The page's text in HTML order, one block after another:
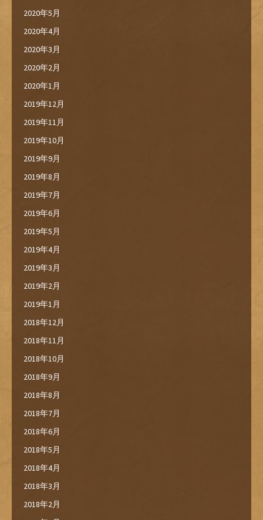
2020年5月
2020年4月
2020年3月
2020年2月
2020年1月
2019年12月
2019年11月
2019年10月
2019年9月
2019年8月
2019年7月
2019年6月
2019年5月
2019年4月
2019年3月
2019年2月
2019年1月
2018年12月
2018年11月
2018年10月
2018年9月
2018年8月
2018年7月
2018年6月
2018年5月
2018年4月
2018年3月
2018年2月